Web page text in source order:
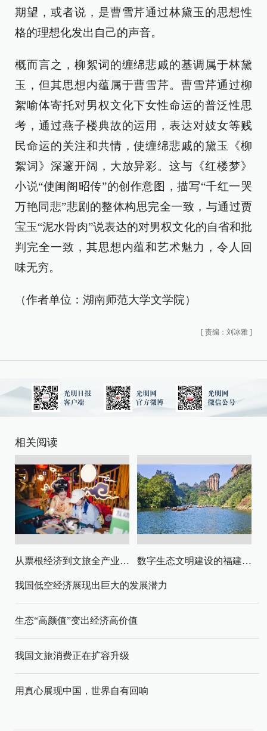
期望，或者说，是曹雪芹通过林黛玉的思想性
格的理想化发出自己的声音。
概而言之，柳絮词的缠绵悲戚的基调属于林黛
玉，但其思想内蕴属于曹雪芹。曹雪芹通过柳
絮喻体寄托对男权文化下女性命运的普泛性思
考，通过燕子楼典故的运用，表达对妓女等贱
民命运的关注和共情，使缠绵悲戚的黛玉《柳
絮词》深邃开阔，大放异彩。这与《红楼梦》
小说“使闺阁昭传”的创作意图，描写“千红一哭
万艳同悲”悲剧的整体构思完全一致，与通过贾
宝玉“泥水骨肉”说表达的对男权文化的自省和批
判完全一致，其思想内蕴和艺术魅力，令人回
味无穷。
（作者单位：湖南师范大学文学院）
[ 责编：刘冰雅 ]
相关阅读
从票根经济到文旅全产业链升级 数字生态文明建设的福建路径与启示
我国低空经济展现出巨大的发展潜力
生态“高颜值”变出经济高价值
我国文旅消费正在扩容升级
用真心展现中国，世界自有回响